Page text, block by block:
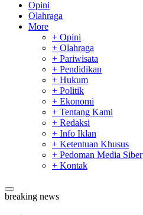
Opini
Olahraga
More
+ Opini
+ Olahraga
+ Pariwisata
+ Pendidikan
+ Hukum
+ Politik
+ Ekonomi
+ Tentang Kami
+ Redaksi
+ Info Iklan
+ Ketentuan Khusus
+ Pedoman Media Siber
+ Kontak
breaking news